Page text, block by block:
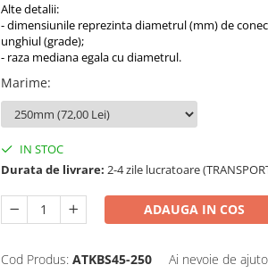
Alte detalii:
- dimensiunile reprezinta diametrul (mm) de
unghiul (grade);
- raza mediana egala cu diametrul.
Marime:
IN STOC
Durata de livrare: 2-4 zile lucratoare
ADAUGA IN COS
Cod Produs: ATKBS45-250 Ai nevoie de